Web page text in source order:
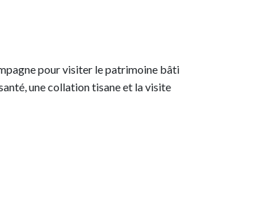
pour visiter le patrimoine bâti
une collation tisane et la visite